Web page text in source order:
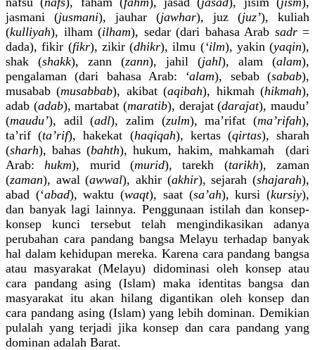
jasmani (jusmani), jauhar (jawhar), juz (juz’), kuliah
(kulliyah), ilham (ilham), sedar (dari bahasa Arab sadr =
dada), fikir (fikr), zikir (dhikr), ilmu (‘ilm), yakin (yaqin),
shak (shakk), zann (zann), jahil (jahl), alam (alam),
pengalaman (dari bahasa Arab: ‘alam), sebab (sabab),
musabab (musabbab), akibat (aqibah), hikmah (hikmah),
adab (adab), martabat (maratib), derajat (darajat), maudu’
(maudu’), adil (adl), zalim (zulm), ma’rifat (ma’rifah),
ta’rif (ta’rif), hakekat (haqiqah), kertas (qirtas), sharah
(sharh), bahas (bahth), hukum, hakim, mahkamah
(dari
Arab: hukm), murid (murid), tarekh (tarikh), zaman
(zaman), awal (awwal), akhir (akhir), sejarah (shajarah),
abad (‘abad), waktu (waqt), saat (sa’ah), kursi (kursiy),
dan banyak lagi lainnya. Penggunaan istilah dan konsep-
konsep kunci tersebut telah mengindikasikan adanya
perubahan cara pandang bangsa Melayu terhadap banyak
hal dalam kehidupan mereka. Karena cara pandang bangsa
atau masyarakat (Melayu) didominasi oleh konsep atau
cara pandang asing (Islam) maka identitas bangsa dan
masyarakat itu akan hilang digantikan oleh konsep dan
cara pandang asing (Islam) yang lebih dominan. Demikian
pulalah yang terjadi jika konsep dan cara pandang yang
dominan adalah Barat.